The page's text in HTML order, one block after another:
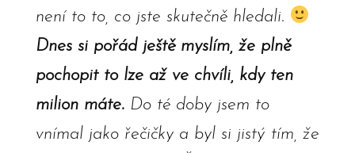
není to to, co jste skutečně hledali.
Dnes si pořád ještě myslím, že plně
pochopit to lze až ve chvíli, kdy ten
milion máte.Do té doby jsem to
vnímal jako řečičky a byl si jistý tím, že